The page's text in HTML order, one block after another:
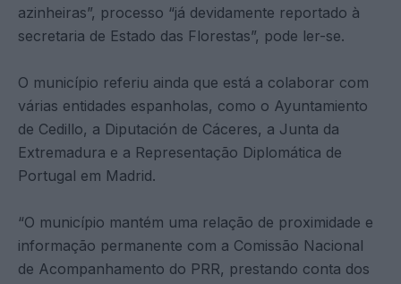
azinheiras”, processo “já devidamente reportado à
secretaria de Estado das Florestas”, pode ler-se.
O município referiu ainda que está a colaborar com
várias entidades espanholas, como o Ayuntamiento
de Cedillo, a Diputación de Cáceres, a Junta da
Extremadura e a Representação Diplomática de
Portugal em Madrid.
“O município mantém uma relação de proximidade e
informação permanente com a Comissão Nacional
de Acompanhamento do PRR, prestando conta dos